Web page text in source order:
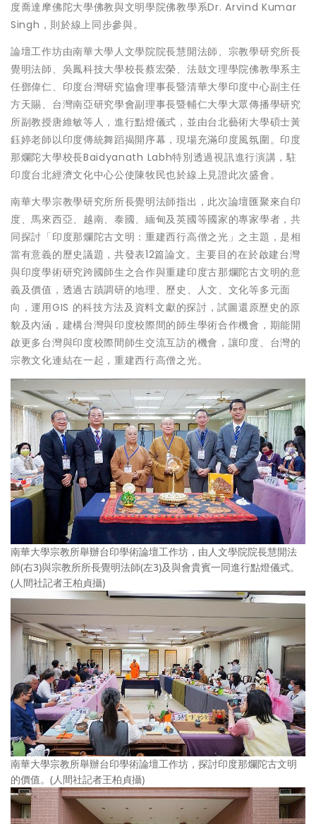
度喬達摩佛陀大學佛教與文明學院佛教學系Dr. Arvind Kumar
Singh，則於線上同步參與。
論壇工作坊由南華大學人文學院院長慧開法師、宗教學研究所長
覺明法師、吳鳳科技大學校長蔡宏榮、法鼓文理學院佛教學系主
任鄧偉仁、印度台灣研究協會理事長暨清華大學印度中心副主任
方天賜、台灣南亞研究學會副理事長暨輔仁大學大眾傳播學研究
所副教授唐維敏等人，進行點燈儀式，並由台北藝術大學碩士黃
鈺婷老師以印度傳統舞蹈揭開序幕，現場充滿印度風氛圍。印度
那爛陀大學校長Baidyanath Labh特別透過視訊進行演講，駐
印度台北經濟文化中心公使陳牧民也於線上見證此次盛會。
南華大學宗教學研究所所長覺明法師指出，此次論壇匯聚來自印
度、馬來西亞、越南、泰國、緬甸及英國等國家的專家學者，共
同探討「印度那爛陀古文明：重建西行高僧之光」之主題，是相
當有意義的歷史議題，共發表12篇論文。主要目的在於啟建台灣
與印度學術研究跨國師生之合作與重建印度古那爛陀古文明的意
義及價值，透過古蹟調研的地理、歷史、人文、文化等多元面
向，運用GIS 的科技方法及資料文獻的探討，試圖還原歷史的原
貌及內涵，建構台灣與印度校際間的師生學術合作機會，期能開
啟更多台灣與印度校際間師生交流互訪的機會，讓印度、台灣的
宗教文化連結在一起，重建西行高僧之光。
南華大學宗教所舉辦台印學術論壇工作坊，由人文學院院長慧開法
師(右3)與宗教所所長覺明法師(左3)及與會貴賓一同進行點燈儀式。
(人間社記者王柏貞攝)
南華大學宗教所舉辦台印學術論壇工作坊，探討印度那爛陀古文明
的價值。(人間社記者王柏貞攝)